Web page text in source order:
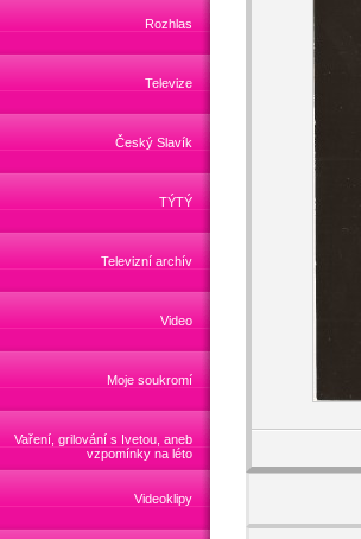
Rozhlas
Televize
Český Slavík
TÝTÝ
Televizní archív
Video
Moje soukromí
Vaření, grilování s Ivetou, aneb
vzpomínky na léto
Videoklipy